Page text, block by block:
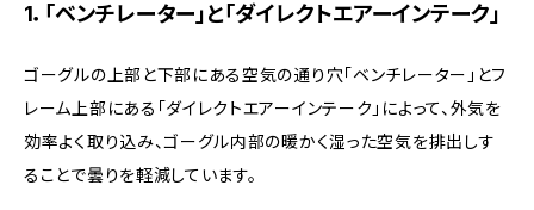
1．「ベンチレーター」と「ダイレクトエアーインテーク」
ゴーグルの上部と下部にある空気の通り穴「ベンチレーター」とフ
レーム上部にある「ダイレクトエアーインテーク」によって、外気を
効率よく取り込み、ゴーグル内部の暖かく湿った空気を排出しす
ることで曇りを軽減しています。